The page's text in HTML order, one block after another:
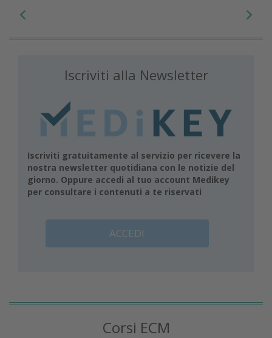
Iscriviti alla Newsletter
Iscriviti gratuitamente al servizio per ricevere la
nostra newsletter quotidiana con le notizie del
giorno. Oppure accedi al tuo account Medikey
per consultare i contenuti a te riservati
ACCEDI
Corsi ECM